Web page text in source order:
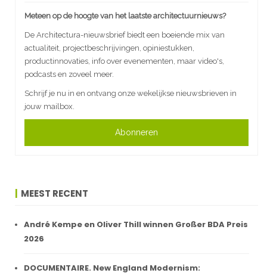
Meteen op de hoogte van het laatste architectuurnieuws?
De Architectura-nieuwsbrief biedt een boeiende mix van
actualiteit, projectbeschrijvingen, opiniestukken,
productinnovaties, info over evenementen, maar video's,
podcasts en zoveel meer.
Schrijf je nu in en ontvang onze wekelijkse nieuwsbrieven in
jouw mailbox.
Abonneren
MEEST RECENT
André Kempe en Oliver Thill winnen Großer BDA Preis
2026
DOCUMENTAIRE. New England Modernism: